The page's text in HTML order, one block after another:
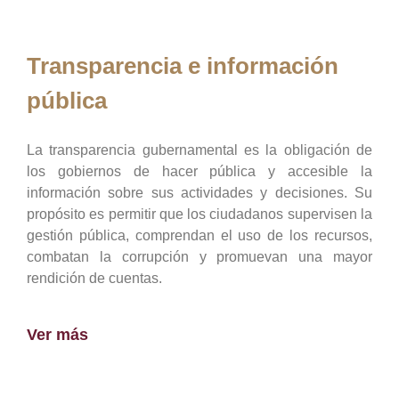
Transparencia e información
pública
La transparencia gubernamental es la obligación de
los gobiernos de hacer pública y accesible la
información sobre sus actividades y decisiones. Su
propósito es permitir que los ciudadanos supervisen la
gestión pública, comprendan el uso de los recursos,
combatan la corrupción y promuevan una mayor
rendición de cuentas.
Ver más